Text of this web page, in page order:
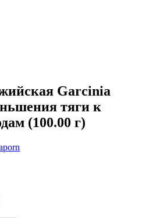
Garcinia
тяги к
(100.00 г)